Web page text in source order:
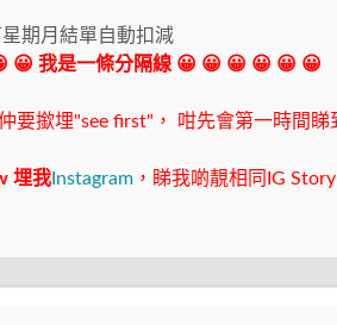
期月結單自動扣減
😀 我是一條分隔線 😀 😀 😀 😀 😀 😀
仲要撳埋"see first"， 咁先會第一時間睇
埋我 Instagram ，睇我啲靚相同IG Story